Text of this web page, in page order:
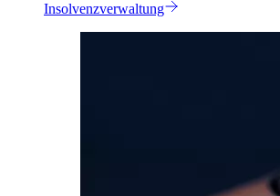
Insolvenzverwaltung